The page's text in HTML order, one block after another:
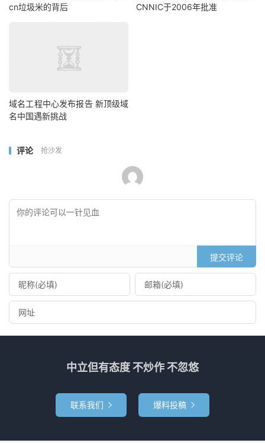
cn垃圾米的背后
CNNIC于2006年批准
域名工程中心发布报告 新顶级域
名中国遇新挑战
评论 抢沙发
提交评论
中立但有态度 不炒作 不忽悠
联系我们  爆料投稿 